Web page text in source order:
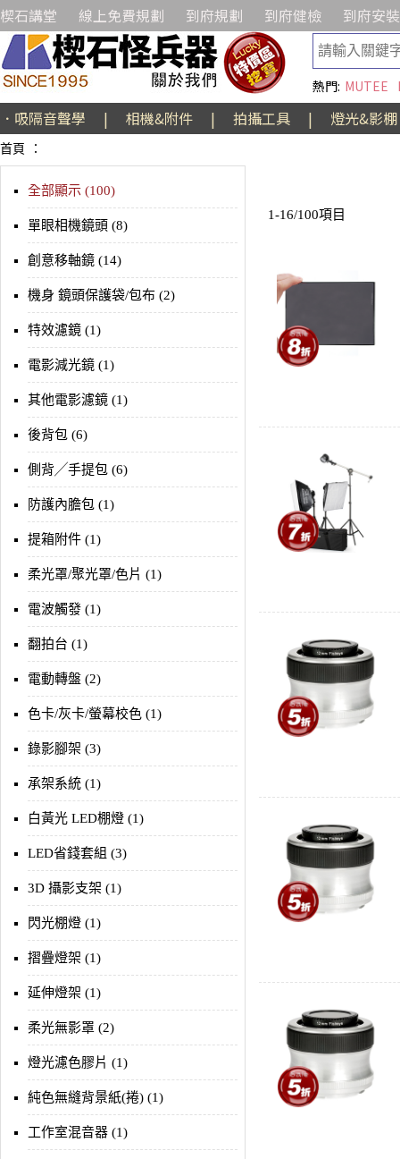
楔石講堂 線上免費規劃 到府規劃 到府健檢 到府安裝
熱門: MUTEE
．吸隔音聲學 | 相機&附件 | 拍攝工具 | 燈光&影棚
首頁 ：
全部顯示 (100)
單眼相機鏡頭 (8)
創意移軸鏡 (14)
機身 鏡頭保護袋/包布 (2)
特效濾鏡 (1)
電影減光鏡 (1)
其他電影濾鏡 (1)
後背包 (6)
側背╱手提包 (6)
防護內膽包 (1)
提箱附件 (1)
柔光罩/聚光罩/色片 (1)
電波觸發 (1)
翻拍台 (1)
電動轉盤 (2)
色卡/灰卡/螢幕校色 (1)
錄影腳架 (3)
承架系統 (1)
白黃光 LED棚燈 (1)
LED省錢套組 (3)
3D 攝影支架 (1)
閃光棚燈 (1)
摺疊燈架 (1)
延伸燈架 (1)
柔光無影罩 (2)
燈光濾色膠片 (1)
純色無縫背景紙(捲) (1)
工作室混音器 (1)
1-16/100項目